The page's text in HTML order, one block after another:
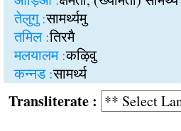
तेलुगु :सामर्थ्यमु
तमिल :तिरमै
मलयालम :कऴिवु
कन्नड :सामर्थ्य
: